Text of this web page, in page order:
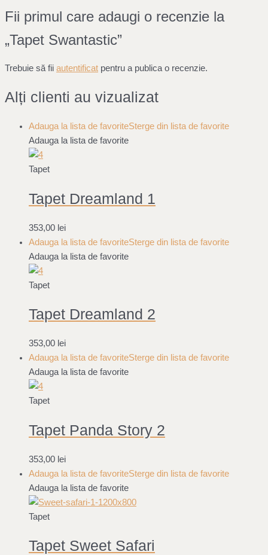
Fii primul care adaugi o recenzie la
„Tapet Swantastic”
Trebuie să fii autentificat pentru a publica o recenzie.
Alți clienti au vizualizat
Adauga la lista de favoriteSterge din lista de favorite
Adauga la lista de favorite
Tapet
Tapet Dreamland 1
353,00 lei
Adauga la lista de favoriteSterge din lista de favorite
Adauga la lista de favorite
Tapet
Tapet Dreamland 2
353,00 lei
Adauga la lista de favoriteSterge din lista de favorite
Adauga la lista de favorite
Tapet
Tapet Panda Story 2
353,00 lei
Adauga la lista de favoriteSterge din lista de favorite
Adauga la lista de favorite
Tapet
Tapet Sweet Safari